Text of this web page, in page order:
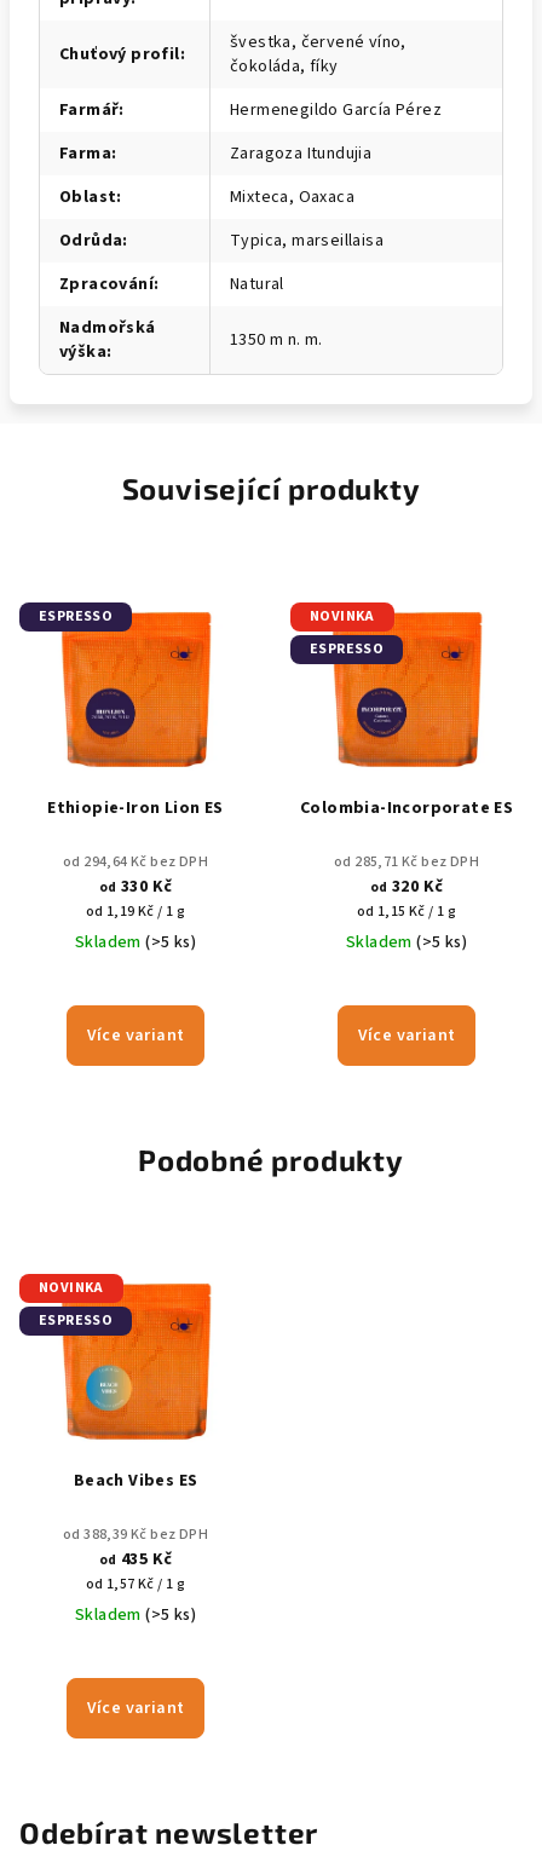
Chuťový profil:
švestka, červené víno,
čokoláda, fíky
Farmář:
Hermenegildo García Pérez
Farma:
Zaragoza Itundujia
Oblast:
Mixteca, Oaxaca
Odrůda:
Typica, marseillaisa
Zpracování:
Natural
Nadmořská
výška: 1350 m n. m.
Související produkty
ESPRESSO
Ethiopie-Iron Lion ES
od 294,64 Kč bez DPH
od 330 Kč
Měrná
cena:
od 1,19 Kč / 1 g
Skladem(>5 ks)
Více variant
NOVINKA
ESPRESSO
Colombia-Incorporate ES
od 285,71 Kč bez DPH
od 320 Kč
Měrná
cena:
od 1,15 Kč / 1 g
Skladem(>5 ks)
Více variant
Podobné produkty
NOVINKA
ESPRESSO
Beach Vibes ES
od 388,39 Kč bez DPH
od 435 Kč
Měrná
cena:
od 1,57 Kč / 1 g
Skladem(>5 ks)
Více variant
Odebírat newsletter